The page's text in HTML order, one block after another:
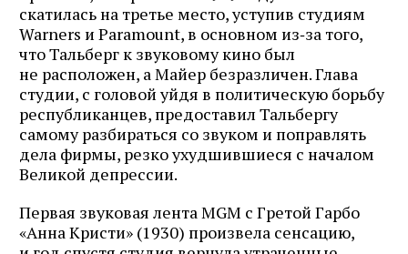
скатилась на третье место, уступив студиям
Warners и Paramount, в основном из‑за того,
что Тальберг к звуковому кино был
не расположен, а Майер безразличен. Глава
студии, с головой уйдя в политическую борьбу
республиканцев, предоставил Тальбергу
самому разбираться со звуком и поправлять
дела фирмы, резко ухудшившиеся с началом
Великой депрессии.
Первая звуковая лента MGM с Гретой Гарбо
«Анна Кристи» (1930) произвела сенсацию,
Подписаться